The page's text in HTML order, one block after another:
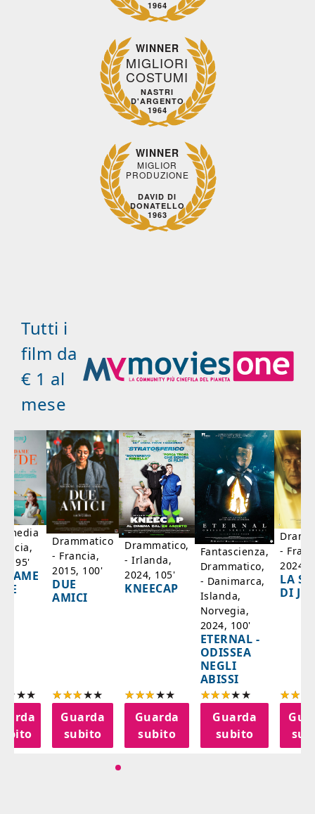
1964
WINNER
MIGLIORI
COSTUMI
NASTRI
D'ARGENTO
1964
WINNER
MIGLIOR
PRODUZIONE
DAVID DI
DONATELLO
1963
Tutti i
film da
€ 1 al
mese
95'
Drammatico
- Francia,
2015, 100'
DUE
AMICI
Guarda
subito
Drammatico,
- Irlanda,
2024, 105'
KNEECAP
Guarda
subito
Fantascienza,
Drammatico,
- Danimarca,
Islanda,
Norvegia,
2024, 100'
ETERNAL -
ODISSEA
NEGLI
ABISSI
Guarda
subito
-
2024,
LA
DI